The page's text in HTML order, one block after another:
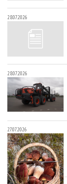
28.07.2026
28.07.2026
27.07.2026